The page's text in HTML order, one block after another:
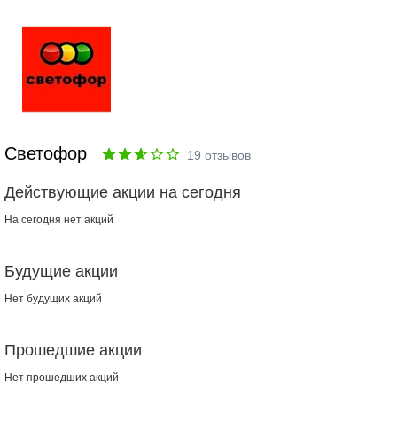
Светофор 19 отзывов
Действующие акции на сегодня
На сегодня нет акций
Будущие акции
Нет будущих акций
Прошедшие акции
Нет прошедших акций